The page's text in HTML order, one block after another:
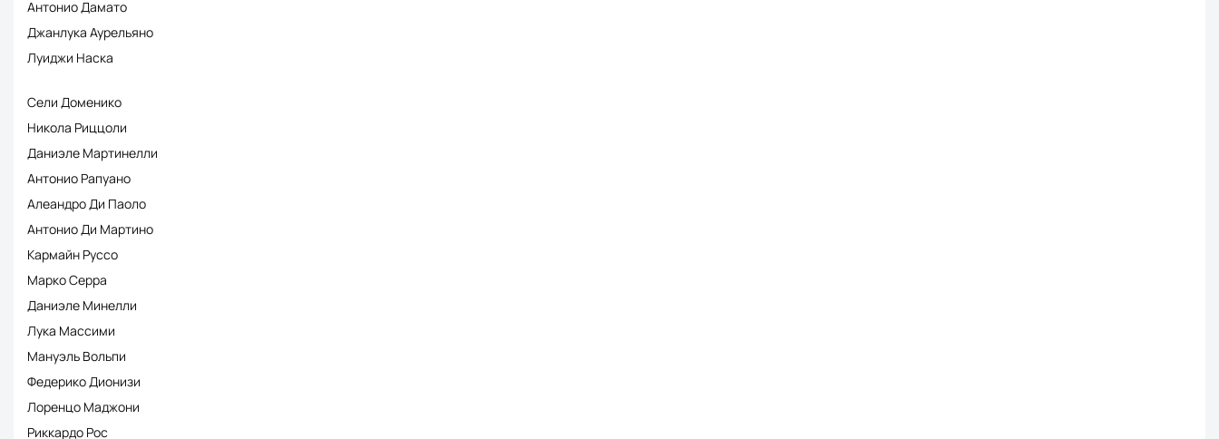
Антонио Дамато
Джанлука Аурельяно
Луиджи Наска
Сели Доменико
Никола Риццоли
Даниэле Мартинелли
Антонио Рапуано
Алеандро Ди Паоло
Антонио Ди Мартино
Кармайн Руссо
Марко Серра
Даниэле Минелли
Лука Массими
Мануэль Вольпи
Федерико Дионизи
Лоренцо Маджони
Риккардо Рос